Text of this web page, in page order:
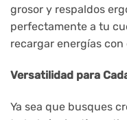
grosor y respaldos
perfectamente a tu
recargar energías
Versatilidad para
Ya sea que busques